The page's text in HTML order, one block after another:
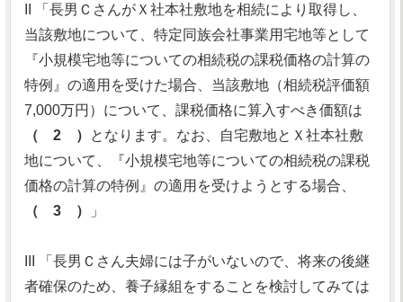
II 「長男ＣさんがＸ社本社敷地を相続により取得し、
当該敷地について、特定同族会社事業用宅地等として
『小規模宅地等についての相続税の課税価格の計算の
特例』の適用を受けた場合、当該敷地（相続税評価額
7,000万円）について、課税価格に算入すべき価額は
（ 2 ）
となります。なお、自宅敷地とＸ社本社敷
地について、『小規模宅地等についての相続税の課税
価格の計算の特例』の適用を受けようとする場合、
（ 3 ）
」
III 「長男Ｃさん夫婦には子がいないので、将来の後継
者確保のため、養子縁組をすることを検討してみては